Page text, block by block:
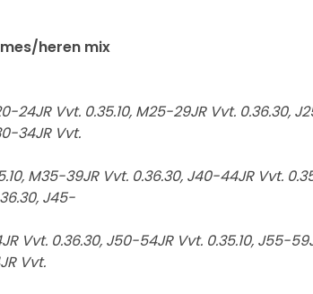
heren mix
24JR Vvt. 0.35.10, M25-29JR Vvt. 0.36.30,
34JR Vvt.
M35-39JR Vvt. 0.36.30, J40-44JR Vvt.
J45-
Vvt. 0.36.30, J50-54JR Vvt. 0.35.10, J55-
Vvt.